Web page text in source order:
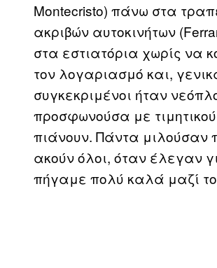
Montecristo) πάνω στα
ακριβών αυτοκινήτων
στα εστιατόρια χωρίς να
τον λογαριασμό και,
συγκεκριμένοι ήταν
προσφωνούσα με
πιάνουν. Πάντα μιλούσαν
ακούν όλοι, όταν έλεγαν
πήγαμε πολύ καλά μαζί